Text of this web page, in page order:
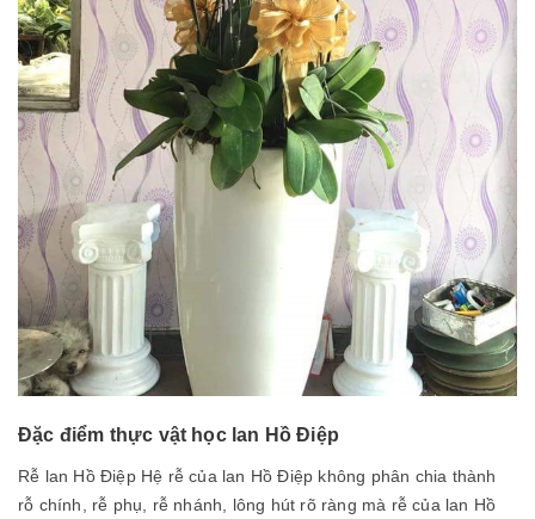
Đặc điểm thực vật học lan Hồ Điệp
Rễ lan Hồ Điệp Hệ rễ của lan Hồ Điệp không phân chia thành
rỗ chính, rễ phụ, rễ nhánh, lông hút rõ ràng mà rễ của lan Hồ